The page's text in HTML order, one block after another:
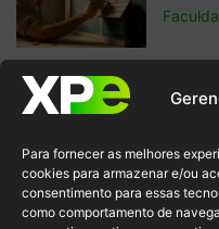
Para fornecer as melhores
cookies para armazenar e/ou
consentimento para essas
como comportamento de